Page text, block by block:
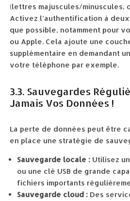
(lettres majuscules/minuscules,
Activez l’authentification à
que possible, notamment pour
ou Apple. Cela ajoute une
supplémentaire en demandant
votre téléphone par exemple.
3.3. Sauvegardes
Jamais Vos Données !
La perte de données peut être
en place une stratégie de
Sauvegarde locale : Utilisez
ou une clé USB de grande
fichiers importants
Sauvegarde cloud : Des